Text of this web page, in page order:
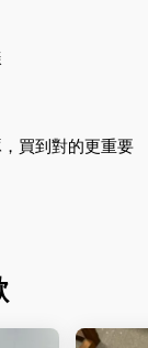
買到對的更重要